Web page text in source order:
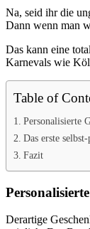
Na, seid ihr die
Dann wenn man
Das kann eine
Karnevals wie
Table of
Personalisierte
Das erste
Fazit
Derartige